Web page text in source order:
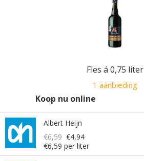
Fles á 0,75 liter
1 aanbieding
Koop nu online
Albert Heijn
€6,59 €4,94
€6,59 per liter